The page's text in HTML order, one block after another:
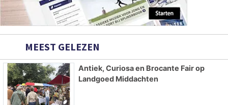
MEEST GELEZEN
Antiek, Curiosa en Brocante Fair op
Landgoed Middachten